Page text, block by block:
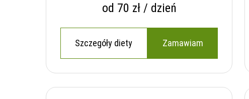
od 70 zł / dzień
Szczegóły diety Zamawiam